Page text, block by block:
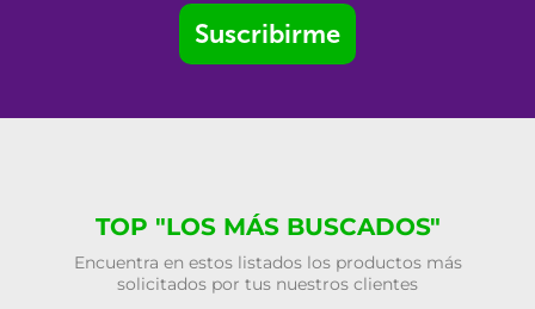
Suscribirme
TOP "LOS MÁS BUSCADOS"
Encuentra en estos listados los productos más
solicitados por tus nuestros clientes